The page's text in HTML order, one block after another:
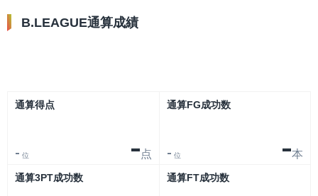
B.LEAGUE通算成績
通算得点
- 位 -点
通算FG成功数
- 位 -本
通算3PT成功数 通算FT成功数